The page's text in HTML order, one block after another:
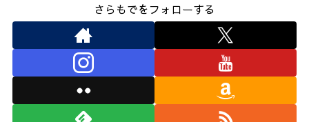
さらもでをフォローする